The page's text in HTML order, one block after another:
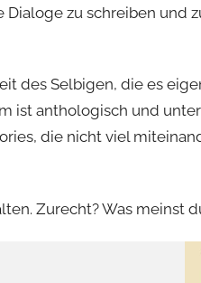
zu schreiben und
des Selbigen, die es
ist anthologisch und
die nicht viel
Zurecht? Was meinst